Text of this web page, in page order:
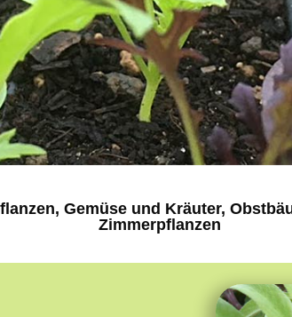
Gemüse und Kräuter,
Zimmerpflanzen